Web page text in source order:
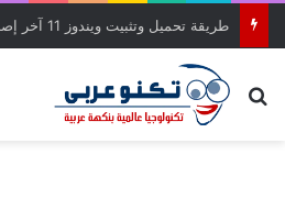
بحث عن